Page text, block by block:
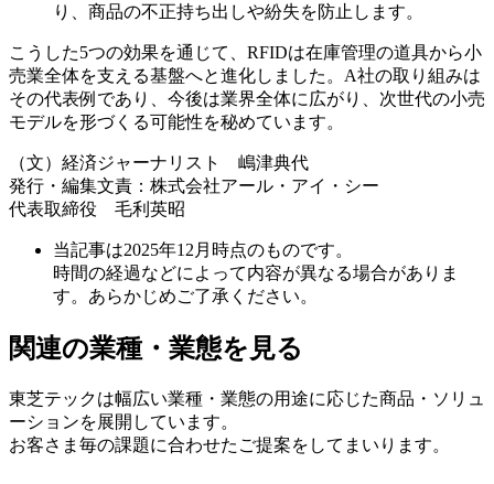
り、商品の不正持ち出しや紛失を防止します。
こうした5つの効果を通じて、RFIDは在庫管理の道具から小
売業全体を支える基盤へと進化しました。A社の取り組みは
その代表例であり、今後は業界全体に広がり、次世代の小売
モデルを形づくる可能性を秘めています。
（文）経済ジャーナリスト 嶋津典代
発行・編集文責：株式会社アール・アイ・シー
代表取締役 毛利英昭
当記事は2025年12月時点のものです。
時間の経過などによって内容が異なる場合がありま
す。あらかじめご了承ください。
関連の業種・業態を見る
東芝テックは幅広い業種・業態の用途に応じた商品・ソリュ
ーションを展開しています。
お客さま毎の課題に合わせたご提案をしてまいります。